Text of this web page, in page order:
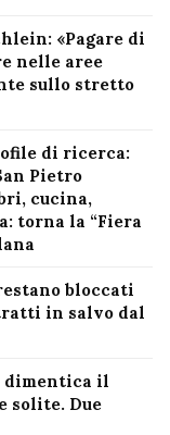
«Pagare di
nelle aree
sullo stretto
di ricerca:
Pietro
cucina,
torna la “Fiera
bloccati
in salvo dal
dimentica il
solite. Due